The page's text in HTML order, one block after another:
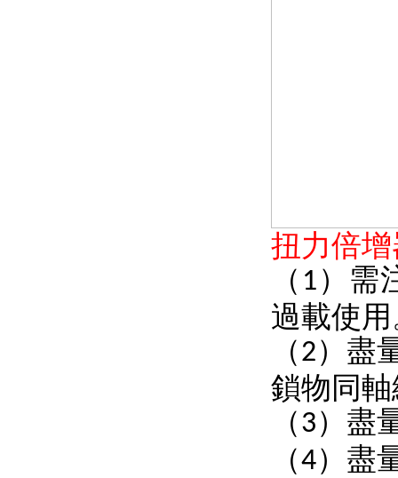
扭力倍
（ 1 ）需
過載使
（2）盡
鎖物同
（3）盡
（4）盡